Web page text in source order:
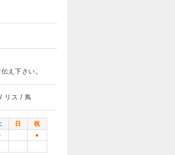
え下さい。
リス / 鳥
日
祝
●